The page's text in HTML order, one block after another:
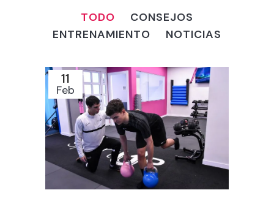
TODO
CONSEJOS
ENTRENAMIENTO
NOTICIAS
11
Feb